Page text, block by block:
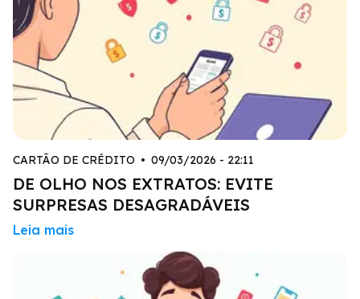
CARTÃO DE CRÉDITO • 09/03/2026 - 22:11
DE OLHO NOS EXTRATOS: EVITE
SURPRESAS DESAGRADÁVEIS
Leia mais